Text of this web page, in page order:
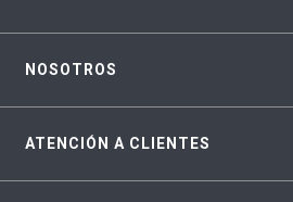
NOSOTROS
ATENCIÓN A CLIENTES